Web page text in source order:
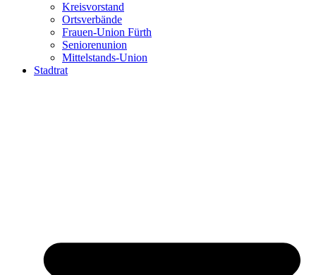
Kreisvorstand
Ortsverbände
Frauen-Union Fürth
Seniorenunion
Mittelstands-Union
Stadtrat